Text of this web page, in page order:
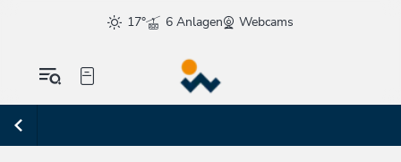
17° 6 Anlagen Webcams